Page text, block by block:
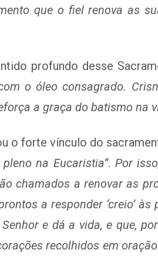
que o fiel renova as
profundo desse
o óleo consagrado.
a graça do batismo na
o forte vínculo do
na Eucaristia”. Por
chamados a renovar as
a responder ‘creio’
e dá a vida, e que,
recolhidos em